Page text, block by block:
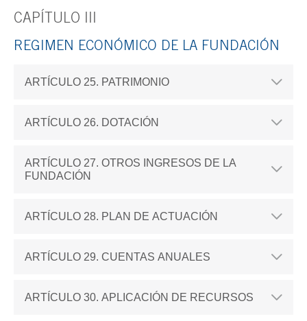
CAPÍTULO III
REGIMEN ECONÓMICO DE LA FUNDACIÓN
ARTÍCULO 25. PATRIMONIO
ARTÍCULO 26. DOTACIÓN
ARTÍCULO 27. OTROS INGRESOS DE LA
FUNDACIÓN
ARTÍCULO 28. PLAN DE ACTUACIÓN
ARTÍCULO 29. CUENTAS ANUALES
ARTÍCULO 30. APLICACIÓN DE RECURSOS